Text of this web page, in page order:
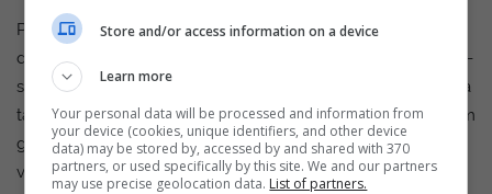
Publikimi i së premtes përfshin qindra dokumente, fotografi
dhe video të tjera, përfshirë transkripte të misioneve të NASA-
s, raporte ushtarake incidentesh dhe imazhe infra të kuqe nga
takime ajrore. Ligjvënësit kanë bërë të ditur se ky është vetëm
grupi i parë i materialeve dhe se publikime të tjera pritet të
vijojnë. /GazetaExpress/
Store and/or access information on a device
Learn more
Your personal data will be processed and information from
your device (cookies, unique identifiers, and other device
data) may be stored by, accessed by and shared with 370
partners, or used specifically by this site. We and our partners
may use precise geolocation data. List of partners.